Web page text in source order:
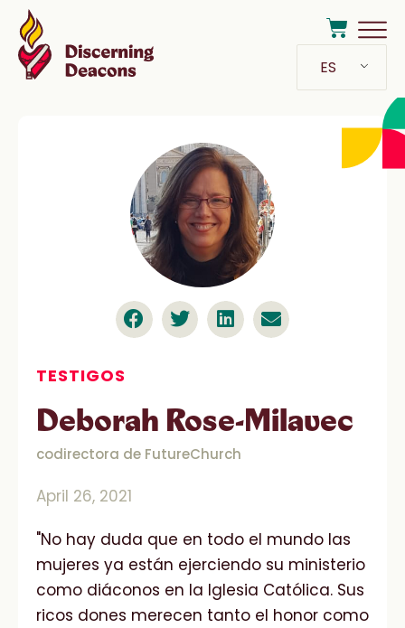
ES
TESTIGOS
Deborah Rose-Milavec
codirectora de FutureChurch
April 26, 2021
"No hay duda que en todo el mundo las
mujeres ya están ejerciendo su ministerio
como diáconos en la Iglesia Católica. Sus
ricos dones merecen tanto el honor como